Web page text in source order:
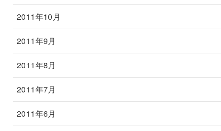
2011年10月
2011年9月
2011年8月
2011年7月
2011年6月